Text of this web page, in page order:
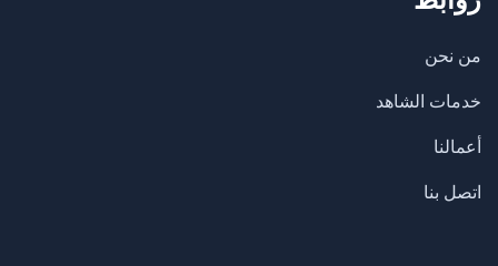
من نحن
خدمات الشاهد
أعمالنا
اتصل بنا